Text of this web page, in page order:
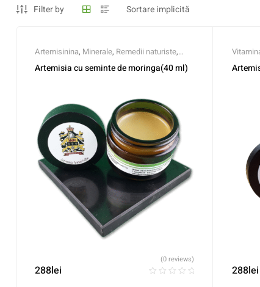
Filter by
Artemisinina, Minerale, Remedii naturiste,
Vitamina E ,Vitamine
Artemisia cu seminte de moringa(40 ml)
288lei
(0 reviews)
288lei